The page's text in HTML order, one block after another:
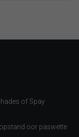
of Spay
oor paswette